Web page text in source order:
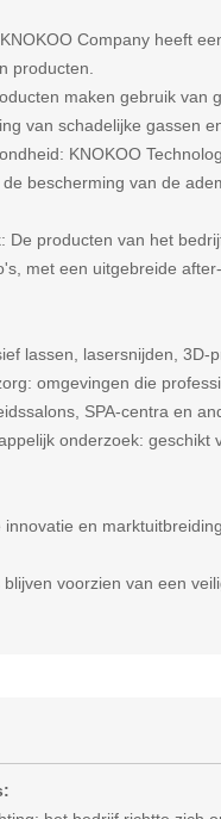
Company heeft
producten.
maken gebruik van
van schadelijke gassen
KNOKOO
bescherming van de
producten van het
met een uitgebreide
lassen, lasersnijden, 3D-
omgevingen die
SPA-centra en
onderzoek: geschikt
en
voorzien van een